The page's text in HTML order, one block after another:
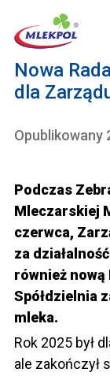
Nowa
dla
Opublikowany
Podczas
Mleczarskiej
czerwca,
za
również
Spółdzielnia
mleka.
Rok 2025 był
ale zakończył